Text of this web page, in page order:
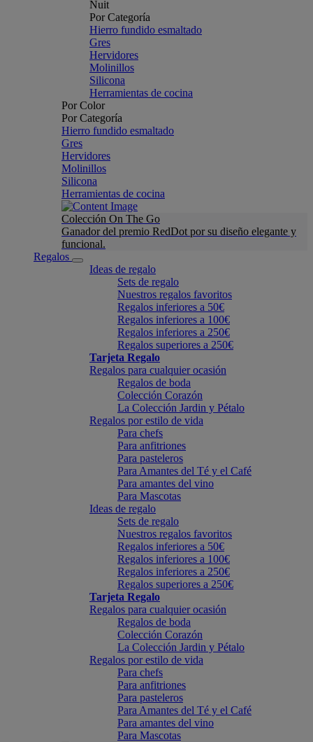
Nuit
Por Categoría
Hierro fundido esmaltado
Gres
Hervidores
Molinillos
Silicona
Herramientas de cocina
Por Color
Por Categoría
Hierro fundido esmaltado
Gres
Hervidores
Molinillos
Silicona
Herramientas de cocina
Colección On The Go
Ganador del premio RedDot por su diseño elegante y
funcional.
Regalos
Ideas de regalo
Sets de regalo
Nuestros regalos favoritos
Regalos inferiores a 50€
Regalos inferiores a 100€
Regalos inferiores a 250€
Regalos superiores a 250€
Tarjeta Regalo
Regalos para cualquier ocasión
Regalos de boda
Colección Corazón
La Colección Jardin y Pétalo
Regalos por estilo de vida
Para chefs
Para anfitriones
Para pasteleros
Para Amantes del Té y el Café
Para amantes del vino
Para Mascotas
Ideas de regalo
Sets de regalo
Nuestros regalos favoritos
Regalos inferiores a 50€
Regalos inferiores a 100€
Regalos inferiores a 250€
Regalos superiores a 250€
Tarjeta Regalo
Regalos para cualquier ocasión
Regalos de boda
Colección Corazón
La Colección Jardin y Pétalo
Regalos por estilo de vida
Para chefs
Para anfitriones
Para pasteleros
Para Amantes del Té y el Café
Para amantes del vino
Para Mascotas